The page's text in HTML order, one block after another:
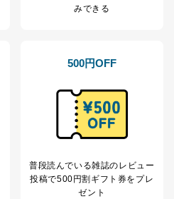
みできる
500円OFF
普段読んでいる雑誌のレビュー
投稿で500円割ギフト券をプレ
ゼント